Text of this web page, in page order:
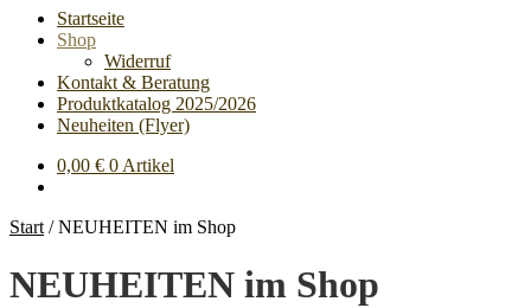
Startseite
Shop
Widerruf
Kontakt & Beratung
Produktkatalog 2025/2026
Neuheiten (Flyer)
0,00 € 0 Artikel
Start /NEUHEITEN im Shop
NEUHEITEN im Shop